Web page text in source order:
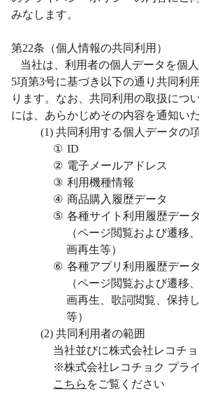
みなします。
第22条（個人情報の共同利用）
当社は、利用者の個人データを個
5項第3号に基づき以下の通り共同利
ります。なお、共同利用の取扱につ
には、あらかじめその内容を通知い
(1) 共同利用する個人データの
① ID
② 電子メールアドレス
③ 利用機種情報
④ 商品購入履歴データ
⑤ 各種サイト利用履歴データ
（ページ閲覧および遷移
画再生等）
⑥ 各種アプリ利用履歴データ
（ページ閲覧および遷移
画再生、歌詞閲覧、保持
等）
(2) 共同利用者の範囲
当社並びに株式会社レコチョ
※株式会社レコチョク プラ
こちら をご覧ください